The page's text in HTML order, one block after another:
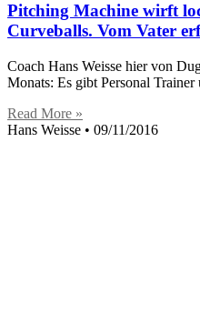
Pitching Machine wirft
Curveballs. Vom Vater
Coach Hans Weisse hier von
Monats: Es gibt Personal Trainer
Read More »
Hans Weisse
09/11/2016